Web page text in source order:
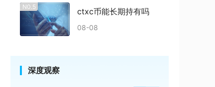
N0.5 ctxc币能长期持有吗
08-08
深度观察